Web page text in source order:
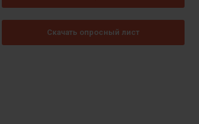
Скачать опросный лист